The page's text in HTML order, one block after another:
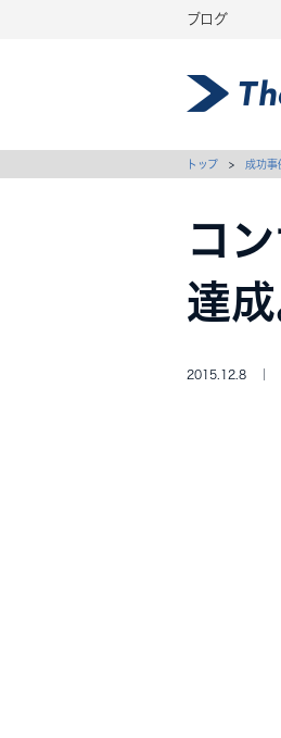
ブログ
トップ > 成功事
コ
達成
2015.12.8 ｜